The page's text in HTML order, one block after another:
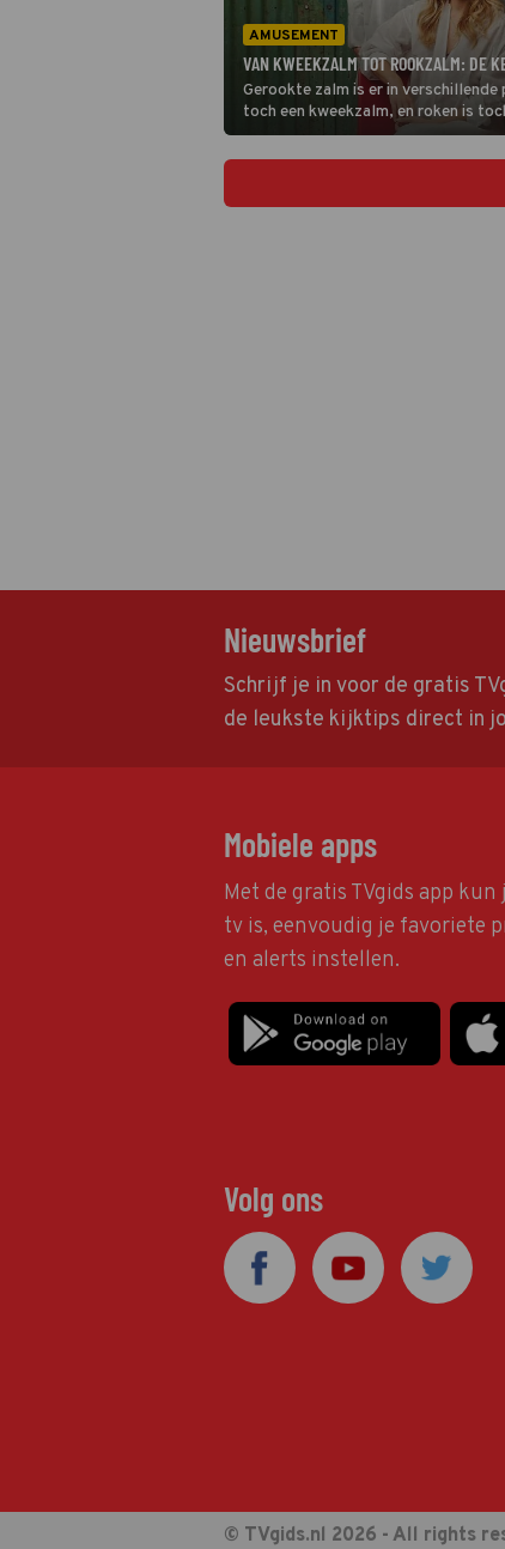
AMUSEMENT
VAN KWEEKZALM TOT ROOKZALM: DE
Gerookte zalm is er in
toch een kweekzalm, en roken is
Waarde zoeken het antwoord op
Nieuwsbrief
Schrijf je in voor de gratis
de leukste kijktips direct in
Mobiele apps
Met de gratis TVgids app
tv is, eenvoudig je favoriete
en alerts instellen.
Volg ons
© TVgids.nl 2026 - All rights